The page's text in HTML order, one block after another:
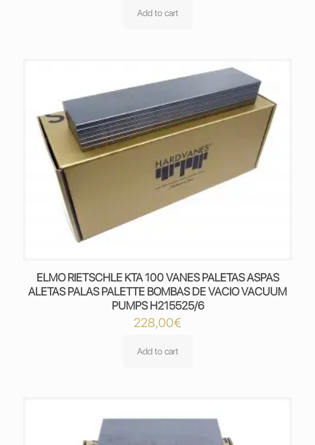
Add to cart
ELMO RIETSCHLE KTA 100 VANES PALETAS ASPAS
ALETAS PALAS PALETTE BOMBAS DE VACIO VACUUM
PUMPS H215525/6
228,00€
Add to cart